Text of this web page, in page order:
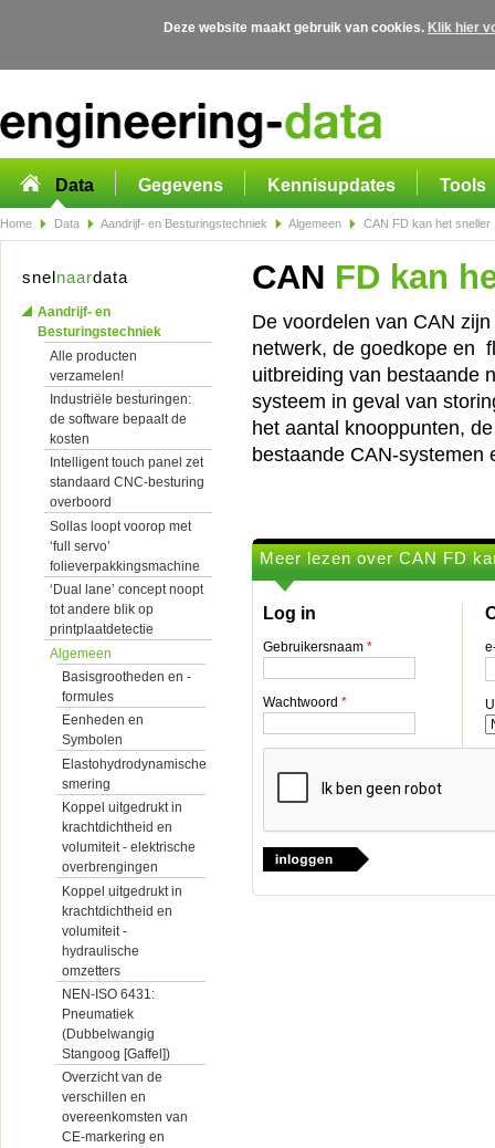
Deze website maakt gebruik van cookies. Klik hier
Data Gegevens Kennisupdates Tools
Home Data Aandrijf- en Besturingstechniek Algemeen CAN FD kan het sneller
snelnaardata
Aandrijf- en
Besturingstechniek
Alle producten
verzamelen!
Industriële besturingen:
de software bepaalt de
kosten
Intelligent touch panel zet
standaard CNC-besturing
overboord
Sollas loopt voorop met
‘full servo’
folieverpakkingsmachine
‘Dual lane’ concept noopt
tot andere blik op
printplaatdetectie
Algemeen
Basisgrootheden en -
formules
Eenheden en
Symbolen
Elastohydrodynamische
smering
Koppel uitgedrukt in
krachtdichtheid en
volumiteit - elektrische
overbrengingen
Koppel uitgedrukt in
krachtdichtheid en
volumiteit -
hydraulische
omzetters
NEN-ISO 6431:
Pneumatiek
(Dubbelwangig
Stangoog [Gaffel])
Overzicht van de
verschillen en
overeenkomsten van
CE-markering en
CAN FD kan
De voordelen van CAN
netwerk, de goedkope en
uitbreiding van bestaande
systeem in geval van
het aantal knooppunten,
bestaande CAN-systemen
Meer lezen over CAN FD
Log in
Gebruikersnaam *
Wachtwoord *